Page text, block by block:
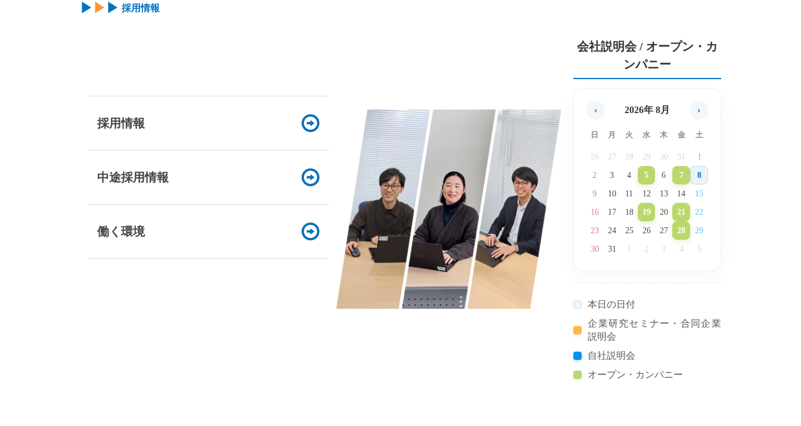
▶ ▶ ▶ 採用情報
採用情報
中途採用情報
働く環境
会社説明会 / オープン・カ
ンパニー
‹ 2026年 8月 ›
日 月 火 水 木 金 土
26 27 28 29 30 31 1
2 3 4 5 6 7 8
9 10 11 12 13 14 15
16 17 18 19 20 21 22
23 24 25 26 27 28 29
30 31 1 2 3 4 5
本日の日付
企業研究セミナー・合同企業
説明会
自社説明会
オープン・カンパニー